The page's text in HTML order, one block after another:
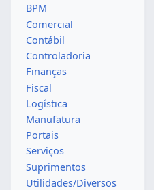
BPM
Comercial
Contábil
Controladoria
Finanças
Fiscal
Logística
Manufatura
Portais
Serviços
Suprimentos
Utilidades/Diversos